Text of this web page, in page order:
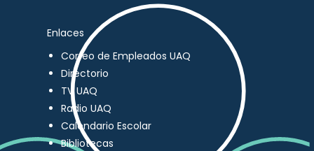
Enlaces
Correo de Empleados UAQ
Directorio
TV UAQ
Radio UAQ
Calendario Escolar
Bibliotecas